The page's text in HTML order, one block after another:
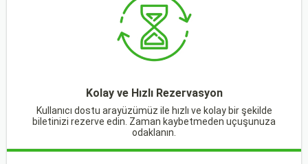
Kolay ve Hızlı Rezervasyon
Kullanıcı dostu arayüzümüz ile hızlı ve kolay bir şekilde
biletinizi rezerve edin. Zaman kaybetmeden uçuşunuza
odaklanın.